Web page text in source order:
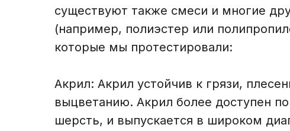
существуют также смеси и многие
(например, полиэстер или
которые мы протестировали:
Акрил: Акрил устойчив к грязи,
выцветанию. Акрил более доступен
шерсть, и выпускается в широком